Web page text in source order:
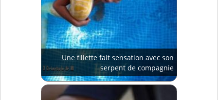
Une fillette fait sensation avec son
serpent de compagnie